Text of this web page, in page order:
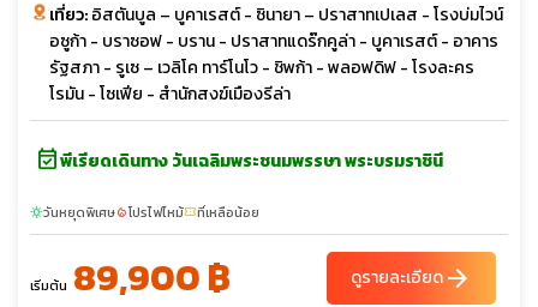
เที่ยว:อิสตันบูล – บูคาเรสต์ - ซินายา – ปราสาทเปเลส - โรงบ่มไวน์
อซูก้า - บราซอฟ - บราน - ปราสาทแดร๊กคูล่า - บูคาเรสต์ - อาคาร
รัฐสภา - รูเซ – เวลิโค ทาร์โนโว - ชิพก้า - พลอฟดิฟ - โรงละคร
โรมัน - โซเฟีย - สำนักสงฆ์เมืองรีล่า
event_availableพีเรียดเดินทาง วันเฉลิมพระชนมพรรษา พระบรมราชินี
sunnyวันหยุดพิเศษlocal_fire_departmentโปรไฟไหม้confirmation_numberที่เหลือน้อย
เริ่มต้น 89,900 ฿ ดูรายละเอียดarrow_forward